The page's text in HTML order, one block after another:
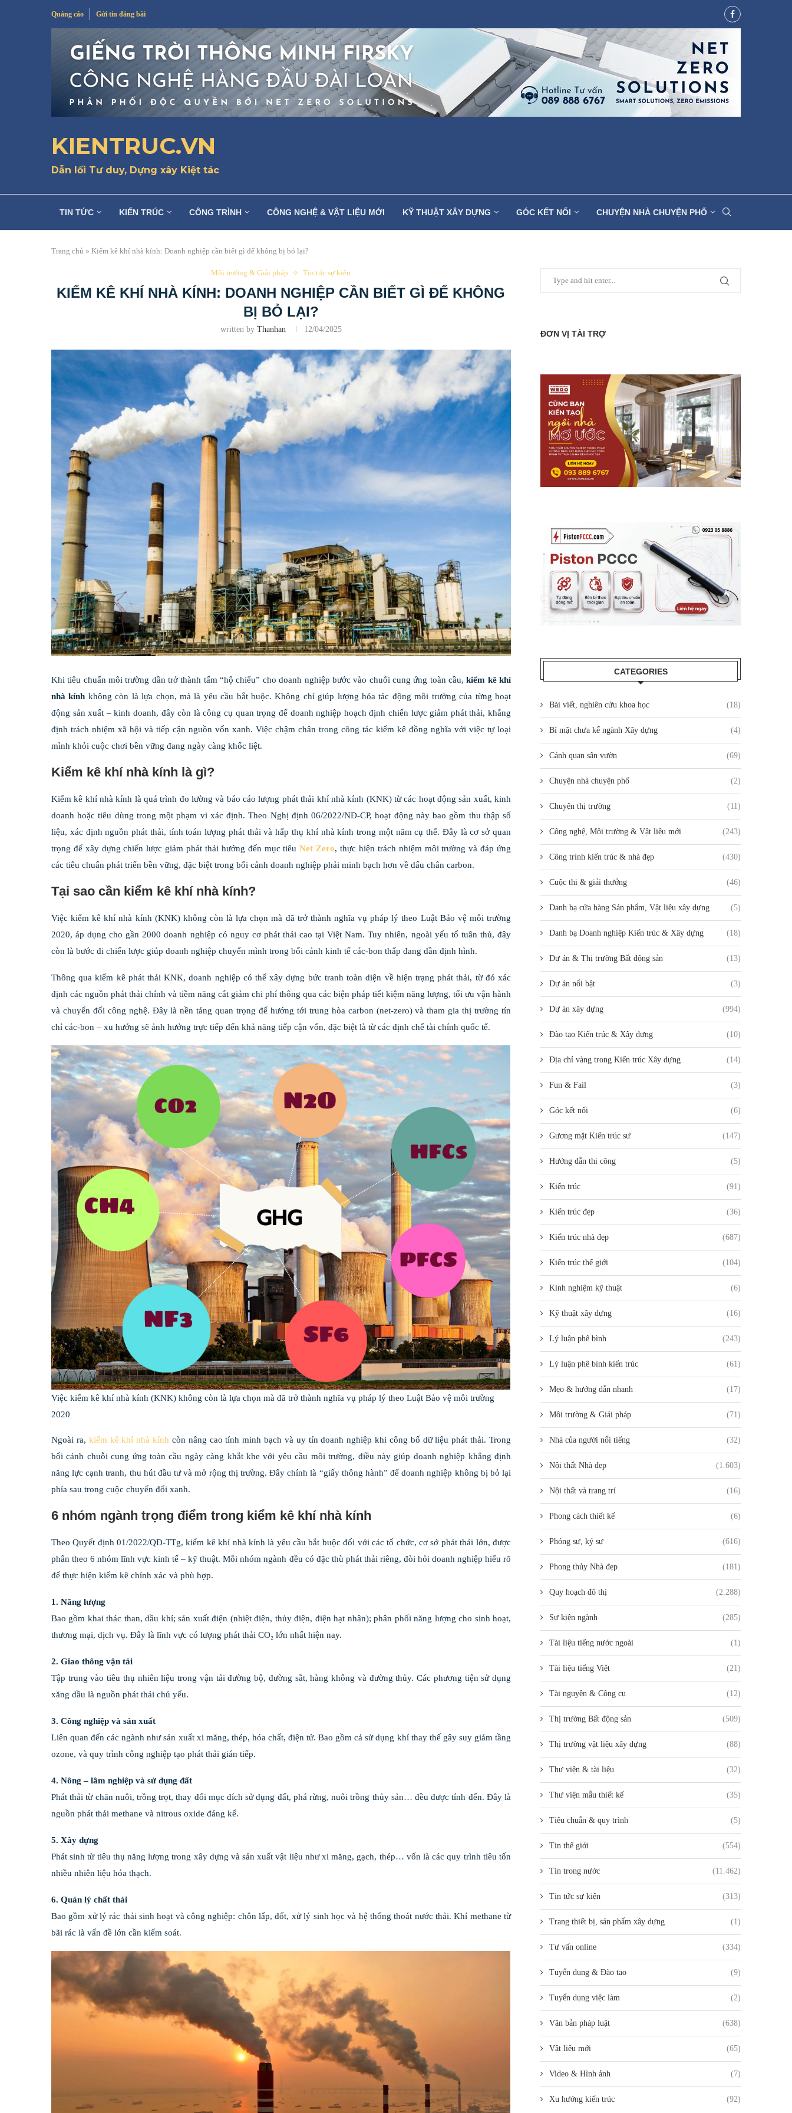
Quảng cáo Gửi tin đăng bài
KIENTRUC.VN
Dẫn lối Tư duy, Dựng xây Kiệt tác
TIN TỨC KIẾN TRÚC CÔNG TRÌNH CÔNG NGHỆ & VẬT LIỆU MỚI KỸ THUẬT XÂY DỰNG GÓC KẾT NỐI CHUYỆN NHÀ CHUYỆN PHỐ
Trang chủ » Kiểm kê khí nhà kính: Doanh nghiệp cần biết gì để không bị bỏ lại?
Môi trường & Giải pháp Tin tức sự kiện
KIỂM KÊ KHÍ NHÀ KÍNH: DOANH NGHIỆP CẦN BIẾT GÌ ĐỂ KHÔNG
BỊ BỎ LẠI?
written by Thanhan 12/04/2025
Khi tiêu chuẩn môi trường dần trở thành tấm “hộ chiếu” cho doanh nghiệp bước vào chuỗi cung ứng toàn cầu,kiểm kê khí
nhà kính không còn là lựa chọn, mà là yêu cầu bắt buộc. Không chỉ giúp lượng hóa tác động môi trường của từng hoạt
động sản xuất – kinh doanh, đây còn là công cụ quan trọng để doanh nghiệp hoạch định chiến lược giảm phát thải, khẳng
định trách nhiệm xã hội và tiếp cận nguồn vốn xanh. Việc chậm chân trong công tác kiểm kê đồng nghĩa với việc tự loại
mình khỏi cuộc chơi bền vững đang ngày càng khốc liệt.
Kiểm kê khí nhà kính là gì?
Kiểm kê khí nhà kính là quá trình đo lường và báo cáo lượng phát thải khí nhà kính (KNK) từ các hoạt động sản xuất, kinh
doanh hoặc tiêu dùng trong một phạm vi xác định. Theo Nghị định 06/2022/NĐ-CP, hoạt động này bao gồm thu thập số
liệu, xác định nguồn phát thải, tính toán lượng phát thải và hấp thụ khí nhà kính trong một năm cụ thể. Đây là cơ sở quan
trọng để xây dựng chiến lược giảm phát thải hướng đến mục tiêuNet Zero, thực hiện trách nhiệm môi trường và đáp ứng
các tiêu chuẩn phát triển bền vững, đặc biệt trong bối cảnh doanh nghiệp phải minh bạch hơn về dấu chân carbon.
Tại sao cần kiểm kê khí nhà kính?
Việc kiểm kê khí nhà kính (KNK) không còn là lựa chọn mà đã trở thành nghĩa vụ pháp lý theo Luật Bảo vệ môi trường
2020, áp dụng cho gần 2000 doanh nghiệp có nguy cơ phát thải cao tại Việt Nam. Tuy nhiên, ngoài yếu tố tuân thủ, đây
còn là bước đi chiến lược giúp doanh nghiệp chuyển mình trong bối cảnh kinh tế các-bon thấp đang dần định hình.
Thông qua kiểm kê phát thải KNK, doanh nghiệp có thể xây dựng bức tranh toàn diện về hiện trạng phát thải, từ đó xác
định các nguồn phát thải chính và tiềm năng cắt giảm chi phí thông qua các biện pháp tiết kiệm năng lượng, tối ưu vận hành
và chuyển đổi công nghệ. Đây là nền tảng quan trọng để hướng tới trung hòa carbon (net-zero) và tham gia thị trường tín
chỉ các-bon – xu hướng sẽ ảnh hưởng trực tiếp đến khả năng tiếp cận vốn, đặc biệt là từ các định chế tài chính quốc tế.
Việc kiểm kê khí nhà kính (KNK) không còn là lựa chọn mà đã trở thành nghĩa vụ pháp lý theo Luật Bảo vệ môi trường
2020
Ngoài ra, kiểm kê khí nhà kính còn nâng cao tính minh bạch và uy tín doanh nghiệp khi công bố dữ liệu phát thải. Trong
bối cảnh chuỗi cung ứng toàn cầu ngày càng khắt khe với yêu cầu môi trường, điều này giúp doanh nghiệp khẳng định
năng lực cạnh tranh, thu hút đầu tư và mở rộng thị trường. Đây chính là “giấy thông hành” để doanh nghiệp không bị bỏ lại
phía sau trong cuộc chuyển đổi xanh.
6 nhóm ngành trọng điểm trong kiểm kê khí nhà kính
Theo Quyết định 01/2022/QĐ-TTg, kiểm kê khí nhà kính là yêu cầu bắt buộc đối với các tổ chức, cơ sở phát thải lớn, được
phân theo 6 nhóm lĩnh vực kinh tế – kỹ thuật. Mỗi nhóm ngành đều có đặc thù phát thải riêng, đòi hỏi doanh nghiệp hiểu rõ
để thực hiện kiểm kê chính xác và phù hợp.
1. Năng lượng
Bao gồm khai thác than, dầu khí; sản xuất điện (nhiệt điện, thủy điện, điện hạt nhân); phân phối năng lượng cho sinh hoạt,
thương mại, dịch vụ. Đây là lĩnh vực có lượng phát thải CO₂ lớn nhất hiện nay.
2. Giao thông vận tải
Tập trung vào tiêu thụ nhiên liệu trong vận tải đường bộ, đường sắt, hàng không và đường thủy. Các phương tiện sử dụng
xăng dầu là nguồn phát thải chủ yếu.
3. Công nghiệp và sản xuất
Liên quan đến các ngành như sản xuất xi măng, thép, hóa chất, điện tử. Bao gồm cả sử dụng khí thay thế gây suy giảm tầng
ozone, và quy trình công nghiệp tạo phát thải gián tiếp.
4. Nông – lâm nghiệp và sử dụng đất
Phát thải từ chăn nuôi, trồng trọt, thay đổi mục đích sử dụng đất, phá rừng, nuôi trồng thủy sản… đều được tính đến. Đây là
nguồn phát thải methane và nitrous oxide đáng kể.
5. Xây dựng
Phát sinh từ tiêu thụ năng lượng trong xây dựng và sản xuất vật liệu như xi măng, gạch, thép… vốn là các quy trình tiêu tốn
nhiều nhiên liệu hóa thạch.
6. Quản lý chất thải
Bao gồm xử lý rác thải sinh hoạt và công nghiệp: chôn lấp, đốt, xử lý sinh học và hệ thống thoát nước thải. Khí methane từ
bãi rác là vấn đề lớn cần kiểm soát.
ĐƠN VỊ TÀI TRỢ
CATEGORIES
Bài viết, nghiên cứu khoa học (18)
Bí mật chưa kể ngành Xây dựng (4)
Cảnh quan sân vườn (69)
Chuyện nhà chuyện phố (2)
Chuyện thị trường (11)
Công nghệ, Môi trường & Vật liệu mới (243)
Công trình kiến trúc & nhà đẹp (430)
Cuộc thi & giải thưởng (46)
Danh bạ cửa hàng Sản phẩm, Vật liệu xây dựng (5)
Danh bạ Doanh nghiệp Kiến trúc & Xây dựng (18)
Dự án & Thị trường Bất động sản (13)
Dự án nổi bật (3)
Dự án xây dựng (994)
Đào tạo Kiến trúc & Xây dựng (10)
Địa chỉ vàng trong Kiến trúc Xây dựng (14)
Fun & Fail (3)
Góc kết nối (6)
Gương mặt Kiến trúc sư (147)
Hướng dẫn thi công (5)
Kiến trúc (91)
Kiến trúc đẹp (36)
Kiến trúc nhà đẹp (687)
Kiến trúc thế giới (104)
Kinh nghiệm kỹ thuật (6)
Kỹ thuật xây dựng (16)
Lý luận phê bình (243)
Lý luận phê bình kiến trúc (61)
Mẹo & hướng dẫn nhanh (17)
Môi trường & Giải pháp (71)
Nhà của người nổi tiếng (32)
Nội thất Nhà đẹp (1.603)
Nội thất và trang trí (16)
Phong cách thiết kế (6)
Phóng sự, ký sự (616)
Phong thủy Nhà đẹp (181)
Quy hoạch đô thị (2.288)
Sự kiện ngành (285)
Tài liệu tiếng nước ngoài (1)
Tài liệu tiếng Việt (21)
Tài nguyên & Công cụ (12)
Thị trường Bất động sản (509)
Thị trường vật liệu xây dựng (88)
Thư viện & tài liệu (32)
Thư viện mẫu thiết kế (35)
Tiêu chuẩn & quy trình (5)
Tin thế giới (554)
Tin trong nước (11.462)
Tin tức sự kiện (313)
Trang thiết bị, sản phẩm xây dựng (1)
Tư vấn online (334)
Tuyển dụng & Đào tạo (9)
Tuyển dụng việc làm (2)
Văn bản pháp luật (638)
Vật liệu mới (65)
Video & Hình ảnh (7)
Xu hướng kiến trúc (92)